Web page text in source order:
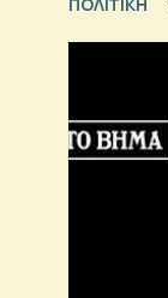
ΠΟΛΙΤΙΚΗ